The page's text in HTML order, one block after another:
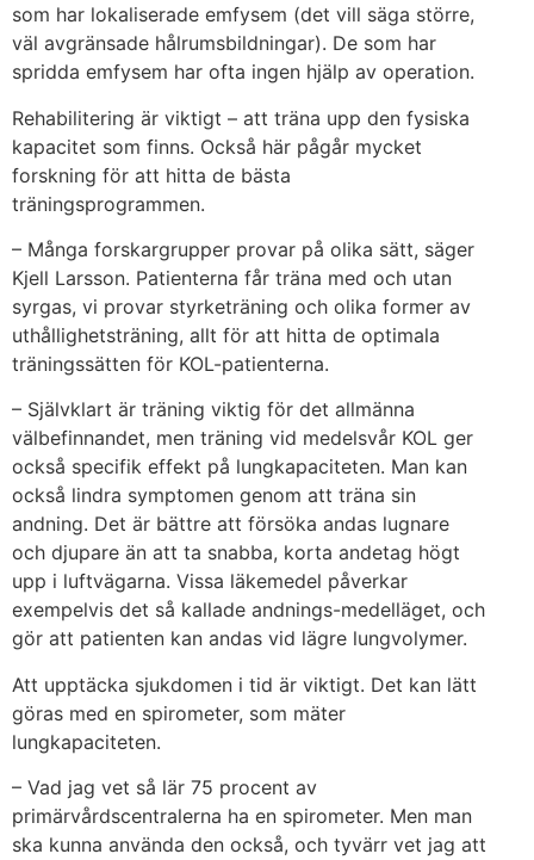
som har lokaliserade emfysem (det vill säga större,
väl avgränsade hålrumsbildningar). De som har
spridda emfysem har ofta ingen hjälp av operation.
Rehabilitering är viktigt – att träna upp den fysiska
kapacitet som finns. Också här pågår mycket
forskning för att hitta de bästa
träningsprogrammen.
– Många forskargrupper provar på olika sätt, säger
Kjell Larsson. Patienterna får träna med och utan
syrgas, vi provar styrketräning och olika former av
uthållighetsträning, allt för att hitta de optimala
träningssätten för KOL-patienterna.
– Självklart är träning viktig för det allmänna
välbefinnandet, men träning vid medelsvår KOL ger
också specifik effekt på lungkapaciteten. Man kan
också lindra symptomen genom att träna sin
andning. Det är bättre att försöka andas lugnare
och djupare än att ta snabba, korta andetag högt
upp i luftvägarna. Vissa läkemedel påverkar
exempelvis det så kallade andnings-medelläget, och
gör att patienten kan andas vid lägre lungvolymer.
Att upptäcka sjukdomen i tid är viktigt. Det kan lätt
göras med en spirometer, som mäter
lungkapaciteten.
– Vad jag vet så lär 75 procent av
primärvårdscentralerna ha en spirometer. Men man
ska kunna använda den också, och tyvärr vet jag att